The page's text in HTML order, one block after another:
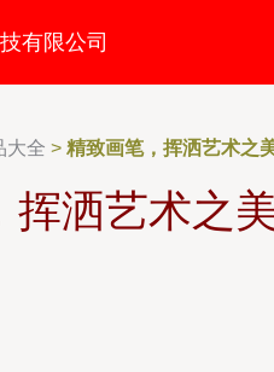
有限公司
大全 > 精致画笔，挥洒艺术之
挥洒艺术之